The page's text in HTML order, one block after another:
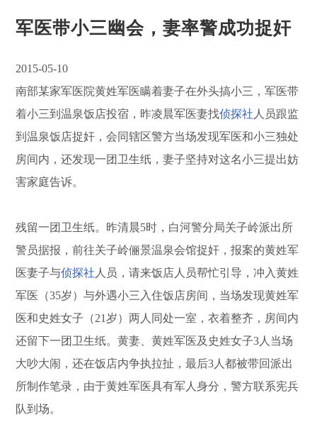
军医带小三幽会，妻率警成功捉奸
2015-05-10
南部某家军医院黄姓军医瞒着妻子在外头搞小三，军医带
着小三到温泉饭店投宿，昨凌晨军医妻找侦探社 人员跟监
到温泉饭店捉奸，会同辖区警方当场发现军医和小三独处
房间内，还发现一团卫生纸，妻子坚持对这名小三提出妨
害家庭告诉。
残留一团卫生纸。昨清晨5时，白河警分局关子岭派出所
警员据报，前往关子岭俪景温泉会馆捉奸，报案的黄姓军
医妻子与侦探社 人员，请来饭店人员帮忙引导，冲入黄姓
军医（35岁）与外遇小三入住饭店房间，当场发现黄姓军
医和史姓女子（21岁）两人同处一室，衣着整齐，房间内
还留下一团卫生纸。黄妻、黄姓军医及史姓女子3人当场
大吵大闹，还在饭店内争执拉扯，最后3人都被带回派出
所制作笔录，由于黄姓军医具有军人身分，警方联系宪兵
队到场。